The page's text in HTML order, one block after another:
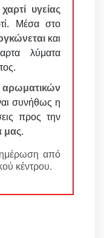
χαρτί υγείας
Μέσα στο
και
λύματα
συνήθως η
προς την
μας.
από
κέντρου.